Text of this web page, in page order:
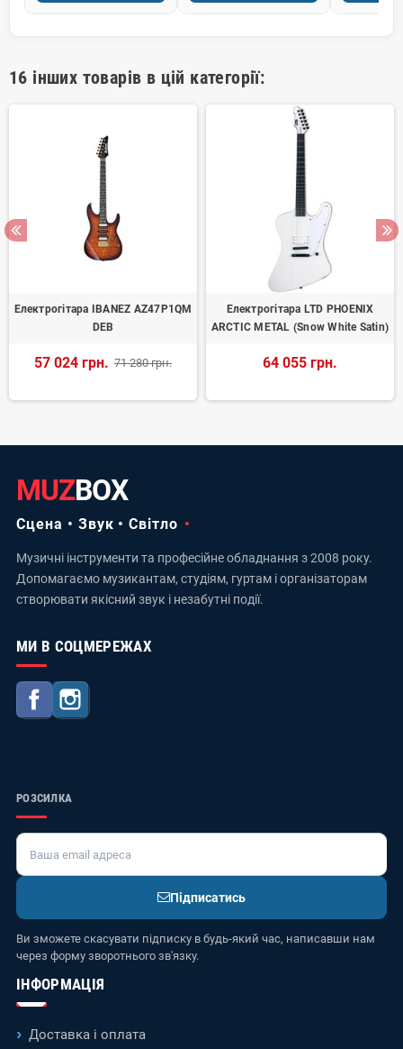
16 інших товарів в цій категорії:
Електрогітара IBANEZ AZ47P1QM
DEB
57 024 грн. 71 280 грн.
Електрогітара LTD PHOENIX
ARCTIC METAL (Snow White Satin)
64 055 грн.
MUZBOX
Сцена • Звук • Світло
Музичні інструменти та професійне обладнання з 2008 року.
Допомагаємо музикантам, студіям, гуртам і організаторам
створювати якісний звук і незабутні події.
МИ В СОЦМЕРЕЖАХ
Facebook
РОЗСИЛКА
Підписатись
Ви зможете скасувати підписку в будь-який час, написавши нам
через форму зворотнього зв'язку.
ІНФОРМАЦІЯ
Доставка і оплата